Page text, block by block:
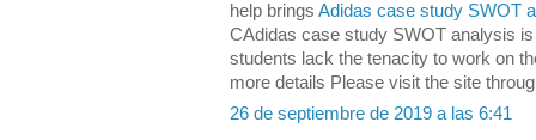
help brings Adidas case study SWOT
CAdidas case study SWOT analysis
students lack the tenacity to work on
more details Please visit the site
26 de septiembre de 2019 a las 6:41